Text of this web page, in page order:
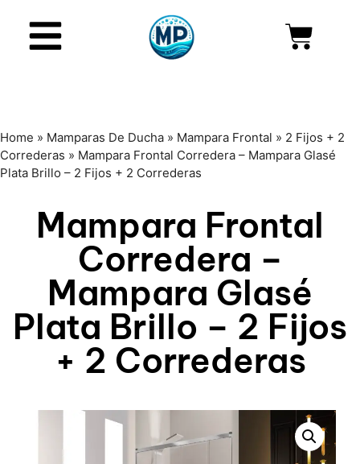
Home » Mamparas De Ducha » Mampara Frontal » 2 Fijos + 2
Correderas » Mampara Frontal Corredera – Mampara Glasé
Plata Brillo – 2 Fijos + 2 Correderas
Mampara Frontal
Corredera –
Mampara Glasé
Plata Brillo – 2 Fijos
+ 2 Correderas